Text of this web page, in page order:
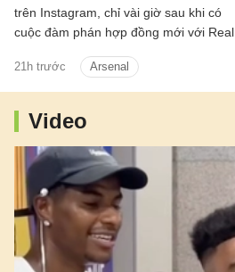
21h trước Arsenal
trên Instagram, chỉ vài giờ sau khi có
cuộc đàm phán hợp đồng mới với Real
Video